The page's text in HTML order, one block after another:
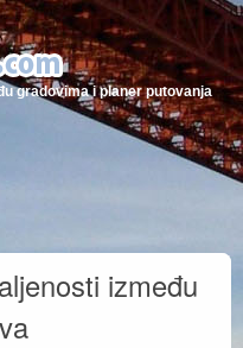
gradovima i planer putovanja
između